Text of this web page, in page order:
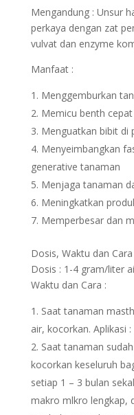
Mengandung : Unsur
perkaya dengan zat
vulvat dan enzyme
Manfaat :
Menggemburkan
Memicu benth
Menguatkan bibit di
Menyeimbangkan
generative tanaman
Menjaga tanaman
Meningkatkan
Memperbesar dan
Dosis, Waktu dan
Dosis : 1-4 gram/liter
Waktu dan Cara :
Saat tanaman
air, kocorkan. Aplikasi
Saat tanaman
kocorkan keseluruh
setiap 1 – 3 bulan
makro mlkro lengkap,